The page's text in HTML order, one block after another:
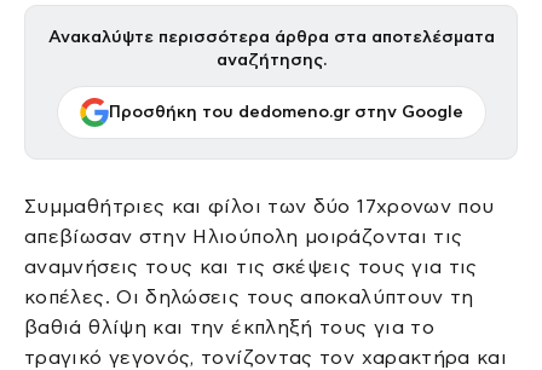
Ανακαλύψτε περισσότερα άρθρα στα αποτελέσματα
αναζήτησης.
Προσθήκη του dedomeno.gr στην Google
Συμμαθήτριες και φίλοι των δύο 17χρονων που
απεβίωσαν στην Ηλιούπολη μοιράζονται τις
αναμνήσεις τους και τις σκέψεις τους για τις
κοπέλες. Οι δηλώσεις τους αποκαλύπτουν τη
βαθιά θλίψη και την έκπληξή τους για το
τραγικό γεγονός, τονίζοντας τον χαρακτήρα και